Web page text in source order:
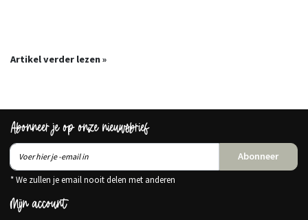
Artikel verder lezen »
Abonneer je op onze nieuwsbrief
Abonneer
* We zullen je email nooit delen met anderen
Mijn account